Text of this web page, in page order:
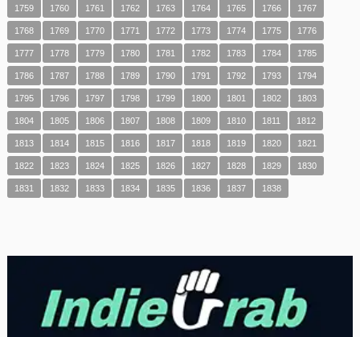
1759 1760 1761 1762 1763 1764 1765 1766 1767
1768 1769 1770 1771 1772 1773 1774 1775 1776
1777 1778 1779 1780 1781 1782 1783 1784 1785
1786 1787 1788 1789 1790 1791 1792 1793 1794
1795 1796 1797 1798 1799 1800 1801 1802 1803
1804 1805 1806 1807 1808 1809 1810 1811 1812
1813 1814 1815 1816 1817 1818 1819 1820 1821
1822 1823 1824 1825 1826 1827 1828 1829 1830
1831 1832 1833 1834 1835 1836 1837 1838